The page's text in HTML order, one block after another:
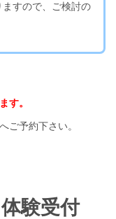
すので、ご検討の
す。
ご予約下さい。
験受付